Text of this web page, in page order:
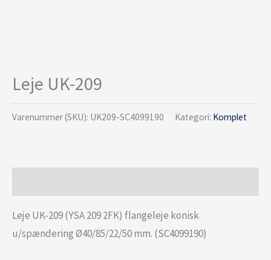
Leje UK-209
Varenummer (SKU): UK209-SC4099190 Kategori: Komplet
Leje UK-209 (YSA 209 2FK) flangeleje konisk
u/spændering Ø40/85/22/50 mm. (SC4099190)